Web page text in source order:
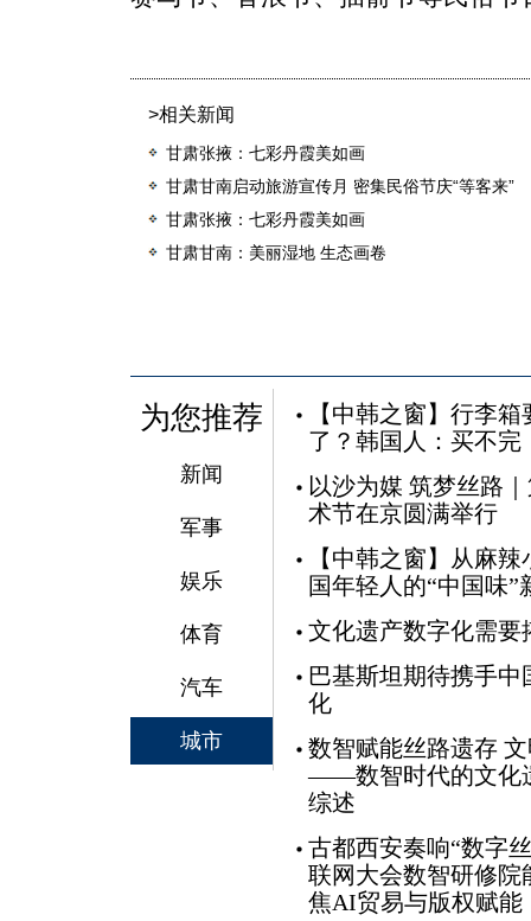
>相关新闻
甘肃张掖：七彩丹霞美如画
甘肃甘南启动旅游宣传月 密集民俗节庆“等客来”
甘肃张掖：七彩丹霞美如画
甘肃甘南：美丽湿地 生态画卷
为您推荐
新闻
军事
娱乐
体育
汽车
城市
【中韩之窗】行李
了？韩国人：买不完
以沙为媒 筑梦丝路
术节在京圆满举行
【中韩之窗】从麻
国年轻人的“中国味”
文化遗产数字化需要
巴基斯坦期待携手
化
数智赋能丝路遗存
——数智时代的文化
综述
古都西安奏响“数字
联网大会数智研修院
焦AI贸易与版权赋能